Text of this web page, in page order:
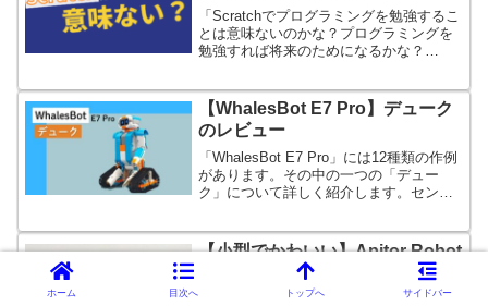
「Scratchでプログラミングを勉強するこ
とは意味ないのかな？プログラミングを
勉強すれば将来のためになるかな？
【WhalesBot E7 Pro】デューク
のレビュー
「WhalesBot E7 Pro」には12種類の作例
があります。その中の一つの「デュー
ク」について詳しく紹介します。センサ
【小型でかわいい】Apitor Robot
Qの口コミ・レビュー
「Apitor Robot Q」はプログラミングに触
ホーム 目次へ トップへ サイドバー